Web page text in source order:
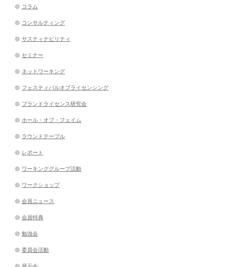
コラム
コンサルティング
サスティナビリティ
セミナー
ネットワーキング
フェスティバルオブライセンシング
ブランドライセンス研究会
ホール・オブ・フェイム
ラウンドテーブル
レポート
ワーキンググループ活動
ワークショップ
会員ニュース
会員特典
勉強会
委員会活動